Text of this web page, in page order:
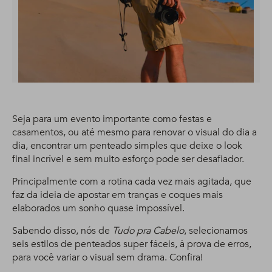
Seja para um evento importante como festas e
casamentos, ou até mesmo para renovar o visual do dia a
dia, encontrar um penteado simples que deixe o look
final incrível e sem muito esforço pode ser desafiador.
Principalmente com a rotina cada vez mais agitada, que
faz da ideia de apostar em tranças e coques mais
elaborados um sonho quase impossível.
Sabendo disso, nós de Tudo pra Cabelo, selecionamos
seis estilos de penteados super fáceis, à prova de erros,
para você variar o visual sem drama. Confira!